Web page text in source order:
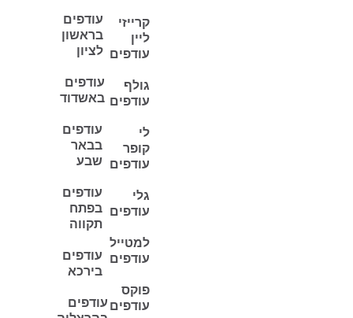
קרייזי
ליין
עודפים
גולף
עודפים
לי
קופר
עודפים
גלי
עודפים
למטייל
עודפים
פוקס
עודפים
עודפים
בראשון
לציון
עודפים
באשדוד
עודפים
בבאר
שבע
עודפים
בפתח
תקווה
עודפים
בירכא
עודפים